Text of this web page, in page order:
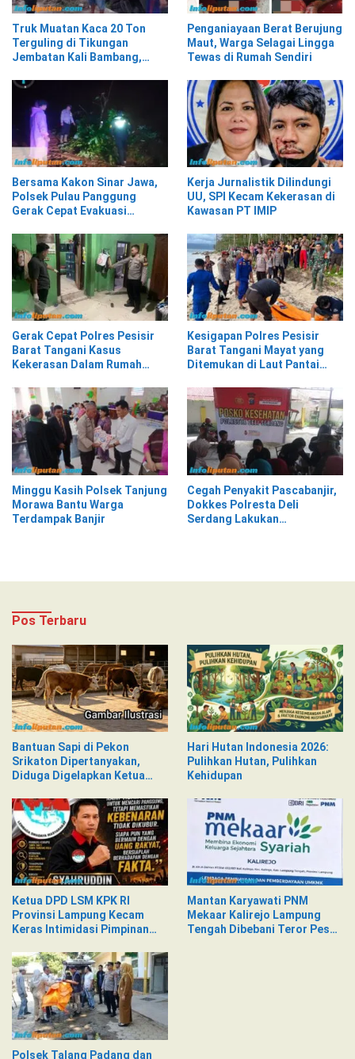
Truk Muatan Kaca 20 Ton
Terguling di Tikungan
Jembatan Kali Bambang,
Penganiayaan Berat Berujung
Maut, Warga Selagai Lingga
Tewas di Rumah Sendiri
Bersama Kakon Sinar Jawa,
Polsek Pulau Panggung
Gerak Cepat Evakuasi
Kerja Jurnalistik Dilindungi
UU, SPI Kecam Kekerasan di
Kawasan PT IMIP
Gerak Cepat Polres Pesisir
Barat Tangani Kasus
Kekerasan Dalam Rumah
Kesigapan Polres Pesisir
Barat Tangani Mayat yang
Ditemukan di Laut Pantai
Minggu Kasih Polsek Tanjung
Morawa Bantu Warga
Terdampak Banjir
Cegah Penyakit Pascabanjir,
Dokkes Polresta Deli
Serdang Lakukan
Pos Terbaru
Bantuan Sapi di Pekon
Srikaton Dipertanyakan,
Diduga Digelapkan Ketua
Hari Hutan Indonesia 2026:
Pulihkan Hutan, Pulihkan
Kehidupan
Ketua DPD LSM KPK RI
Provinsi Lampung Kecam
Keras Intimidasi Pimpinan
Kalirejo terhadap Nad
Mantan Karyawati PNM
Mekaar Kalirejo Lampung
Tengah Dibebani Teror Pesan
Polsek Talang Padang dan